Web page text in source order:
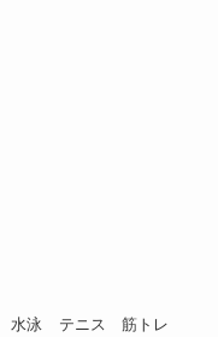
水泳 テニス
筋トレ